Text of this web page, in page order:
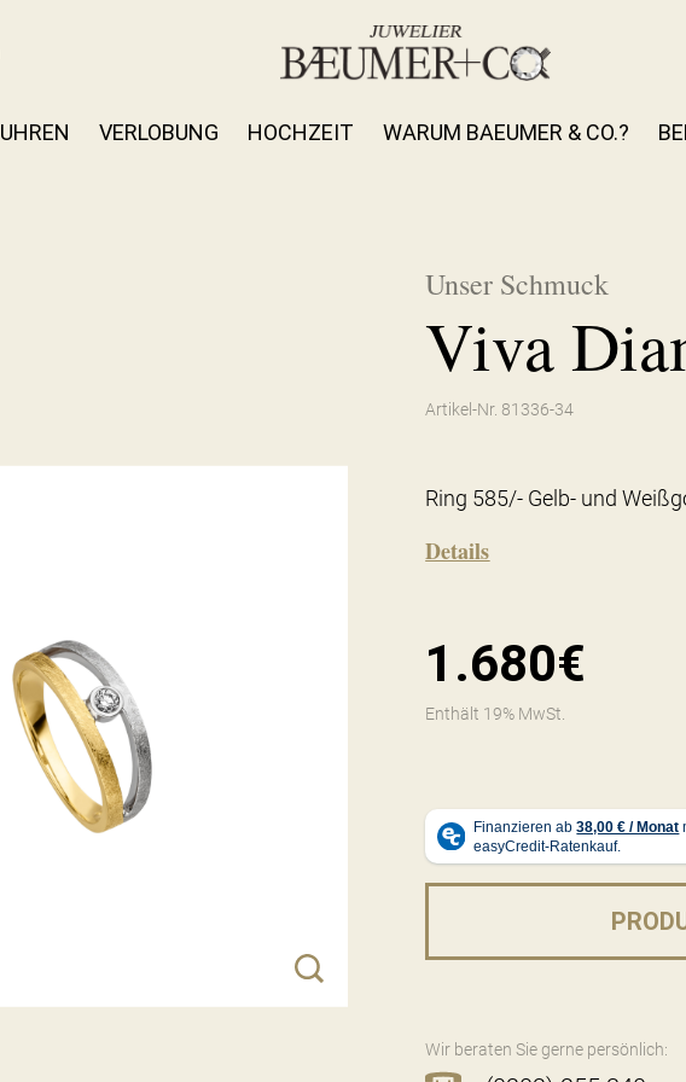
UHREN VERLOBUNG HOCHZEIT WARUM BAEUMER & CO.?
Unser Schmuck
Viva
Artikel-Nr. 81336-34
Ring 585/- Gelb- und
Details
1.680€
Enthält 19% MwSt.
Wir beraten Sie gerne persönlich: